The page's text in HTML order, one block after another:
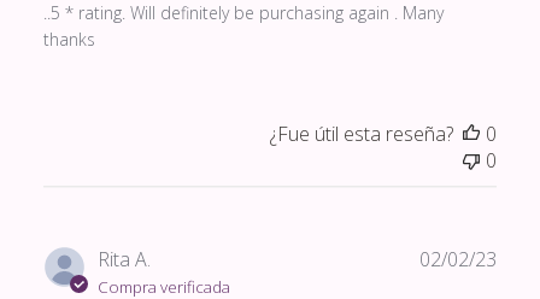
..5 * rating. Will definitely be purchasing again . Many
thanks
¿Fue útil esta reseña?
0
0
Rita A.
Compra verificada
02/02/23